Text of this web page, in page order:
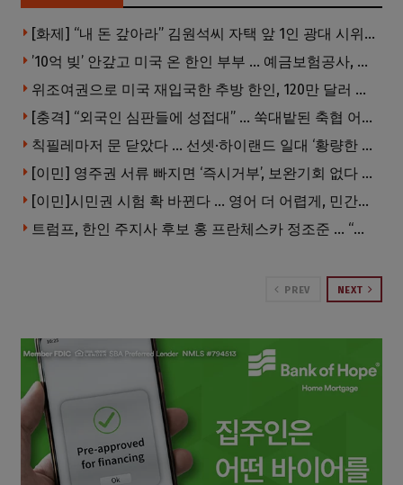
[화제] “내 돈 갚아라” 김원석씨 자택 앞 1인 광대 시위 … 한인 투자사, “108만 달러 못받아”
’10억 빚’ 안갚고 미국 온 한인 부부 … 예금보험공사, 미국서 소송
위조여권으로 미국 재입국한 추방 한인, 120만 달러 은행 사기 행각
[충격] “외국인 심판들에 성접대” … 쑥대밭된 축협 어디까지 추락하나
칙필레마저 문 닫았다 … 선셋·하이랜드 일대 ‘황량한 거리’로
[이민] 영주권 서류 빠지면 ‘즉시거부’, 보완기회 없다 … 이민심사 8월부터 확 바뀐다
[이민]시민권 시험 확 바뀐다 … 영어 더 어렵게, 민간시험 도입 추진
트럼프, 한인 주지사 후보 홍 프란체스카 정조준 … “미치광이다”
PREV NEXT